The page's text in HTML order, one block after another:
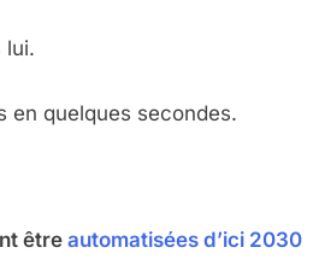
lui.
en quelques secondes.
êtreautomatisées d’ici 2030